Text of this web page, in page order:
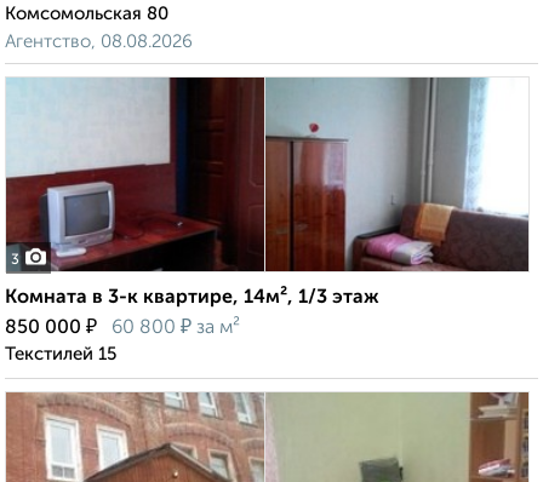
Комсомольская 80
Агентство, 08.08.2026
3
Комната в 3-к квартире, 14м², 1/3 этаж
850 000 ₽ 60 800 ₽ за м²
Текстилей 15